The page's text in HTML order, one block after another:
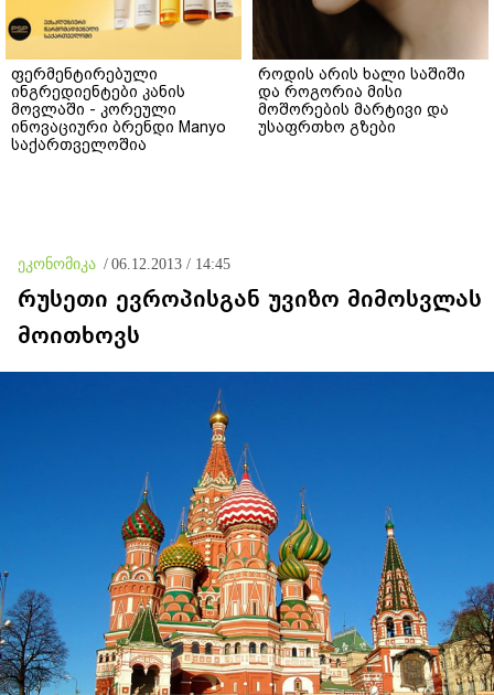
ფერმენტირებული
ინგრედიენტები კანის
მოვლაში - კორეული
ინოვაციური ბრენდი Manyo
საქართველოშია
როდის არის ხალი საშიში
და როგორია მისი
მოშორების მარტივი და
უსაფრთხო გზები
ეკონომიკა / 06.12.2013 / 14:45
რუსეთი ევროპისგან უვიზო მიმოსვლას
მოითხოვს